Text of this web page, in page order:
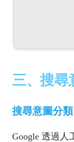
三、搜尋
搜尋意圖分類
Google 透過人